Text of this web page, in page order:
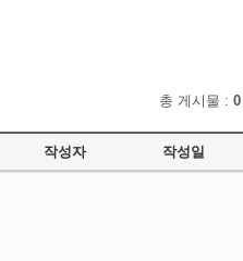
총 게시물 : 0
작성자 작성일